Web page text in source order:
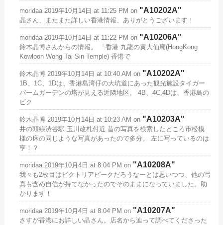
moridaa 2019年10月14日 at 11:25 PM on A10202A
晶さん、またまた詳しい香港情報、ありがとうございます！
moridaa 2019年10月14日 at 11:22 PM on A10206A
鈴木晶博さんからの情報。 「香港 九龍の黄大仙廟(HongKong
Kowloon Wong Tai Sin Temple) 香港で
鈴木晶博 2019年10月14日 at 10:40 AM on A10202A
1B、1C、1Dは、香港島湾仔の大坑道にあった観光施設タイガー
バームガーデンの塔が見える近隣地区。 4B、4C,4Dは、香港島の
ビク
鈴木晶博 2019年10月14日 at 10:23 AM on A10203A
井の頭線渋谷駅 玉川改札付近 昔の写真を検索したところ市松模
様の床の同じような写真があったので多分。 左に写っているのは
亨！？
moridaa 2019年10月4日 at 8:04 PM on A10208A
我々も2枚目はビクトリアピークだろうなーとは思いつつ、他の写
真も含め自信が持てなかったのでそのままになっていました。助
かります！
moridaa 2019年10月4日 at 8:04 PM on A10207A
さすが香港にお詳しい晶さん。店名から辿って調べてくださった